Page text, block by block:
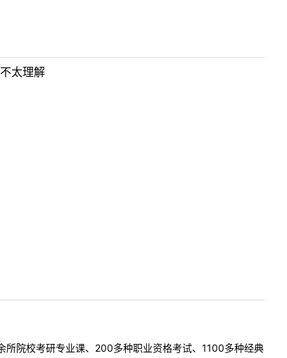
太理解
院校考研专业课、200多种职业资格考试、1100多种经典